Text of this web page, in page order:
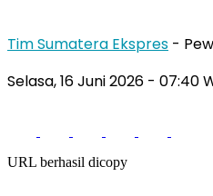
Tim Sumatera Ekspres -
Selasa, 16 Juni 2026 - 07:40
URL berhasil dicopy